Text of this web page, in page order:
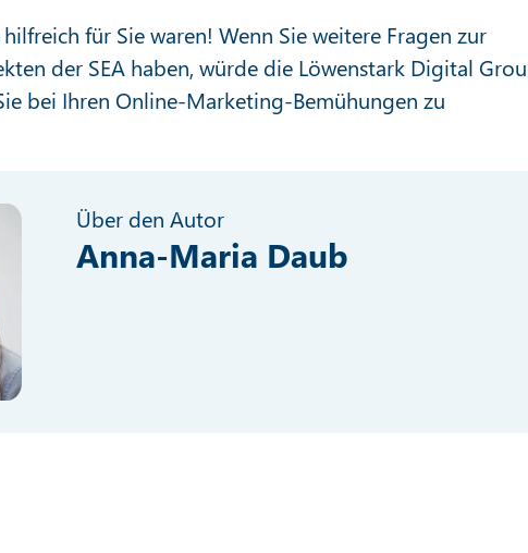
für Sie waren! Wenn Sie weitere Fragen zur
der SEA haben, würde die Löwenstark Digital
bei Ihren Online-Marketing-Bemühungen zu
Über den Autor
Anna-Maria Daub